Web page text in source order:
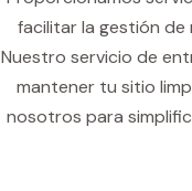
facilitar la gestión
Nuestro servicio de
mantener tu sitio
nosotros para